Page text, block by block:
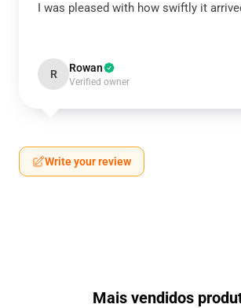
I was pleased with how swiftly it
R Rowan
Verified owner
Write your review
Mais vendidos